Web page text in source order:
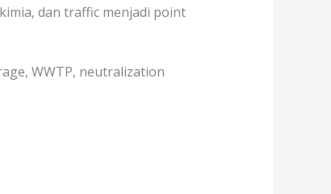
dan traffic menjadi point
WWTP, neutralization